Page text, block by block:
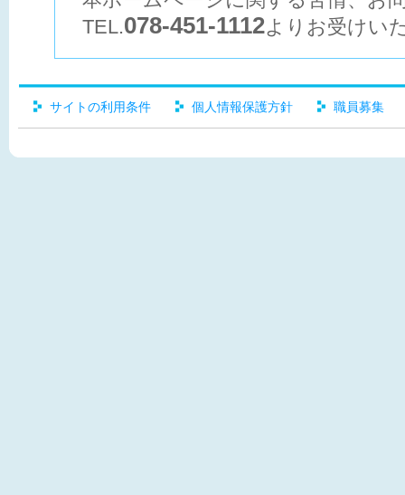
TEL.078-451-1112よりお受けい
サイトの利用条件 個人情報保護方針 職員募集